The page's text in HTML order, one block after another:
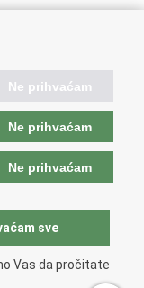
Ne prihvaćam
Ne prihvaćam
Ne prihvaćam
sve
Vas da pročitate